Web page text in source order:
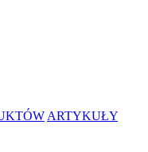
ARTYKUŁY